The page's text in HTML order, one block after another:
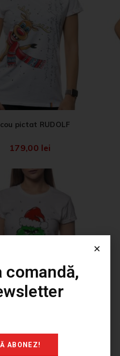
pictat RUDOLF
179,00 lei
179,00
comandă,
ABONEZ!